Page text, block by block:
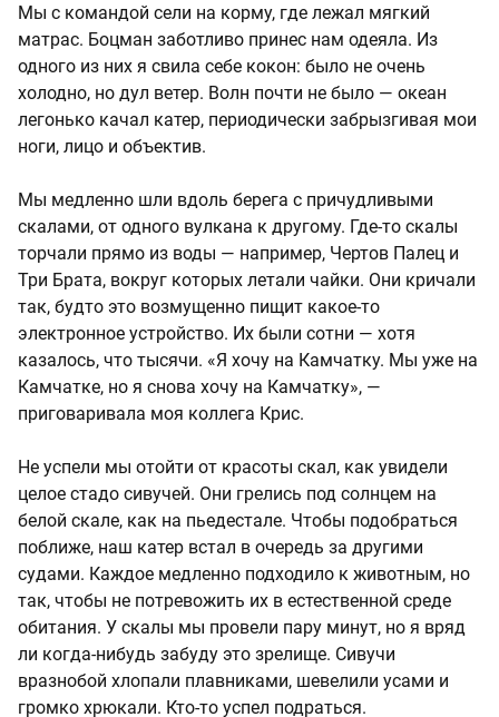
Мы с командой сели на корму, где лежал мягкий
матрас. Боцман заботливо принес нам одеяла. Из
одного из них я свила себе кокон: было не очень
холодно, но дул ветер. Волн почти не было — океан
легонько качал катер, периодически забрызгивая мои
ноги, лицо и объектив.
Мы медленно шли вдоль берега с причудливыми
скалами, от одного вулкана к другому. Где-то скалы
торчали прямо из воды — например, Чертов Палец и
Три Брата, вокруг которых летали чайки. Они кричали
так, будто это возмущенно пищит какое-то
электронное устройство. Их были сотни — хотя
казалось, что тысячи. «Я хочу на Камчатку. Мы уже на
Камчатке, но я снова хочу на Камчатку», —
приговаривала моя коллега Крис.
Не успели мы отойти от красоты скал, как увидели
целое стадо сивучей. Они грелись под солнцем на
белой скале, как на пьедестале. Чтобы подобраться
поближе, наш катер встал в очередь за другими
судами. Каждое медленно подходило к животным, но
так, чтобы не потревожить их в естественной среде
обитания. У скалы мы провели пару минут, но я вряд
ли когда-нибудь забуду это зрелище. Сивучи
вразнобой хлопали плавниками, шевелили усами и
громко хрюкали. Кто-то успел подраться.